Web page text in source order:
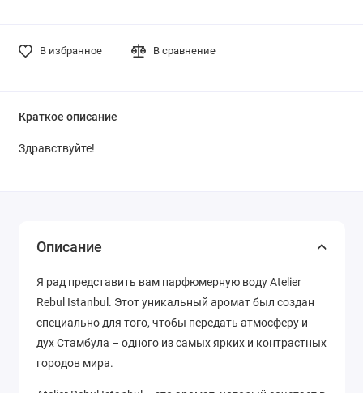
В избранное В сравнение
Краткое описание
Здравствуйте!
Описание
Я рад представить вам парфюмерную воду Atelier
Rebul Istanbul. Этот уникальный аромат был создан
специально для того, чтобы передать атмосферу и
дух Стамбула – одного из самых ярких и контрастных
городов мира.